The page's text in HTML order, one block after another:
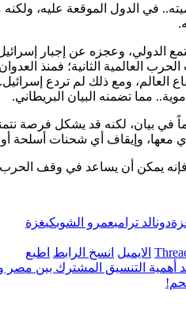
في الدول الموقعة عليه، ولكنه
الدولي، وعجزه عن إجبار
العالمية الثانية؛ فمنذ
العالم، ومع ذلك لم تردع
مما تضمنه البيان البريطاني.
في بيان، لكنه قد يشكل فرصة
معها، وإيقاف أي شحنات أسلحة
يمكن أن يساعد في وقف
دونالد ترامبعمرو الشوبكيغزة
الايميل انسخ الرابط اطبع
أهمية التنسيق المشترك بين مصر